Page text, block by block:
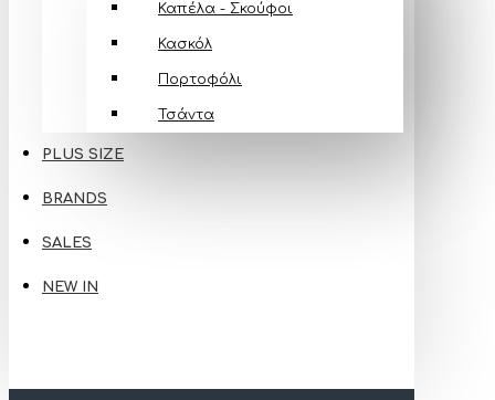
Καπέλα - Σκούφοι
Κασκόλ
Πορτοφόλι
Τσάντα
PLUS SIZE
BRANDS
SALES
NEW IN